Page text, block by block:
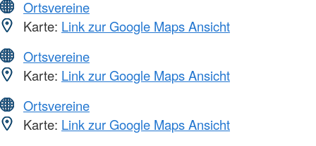
Ortsvereine
Karte: Link zur Google Maps Ansicht
Ortsvereine
Karte: Link zur Google Maps Ansicht
Ortsvereine
Karte: Link zur Google Maps Ansicht